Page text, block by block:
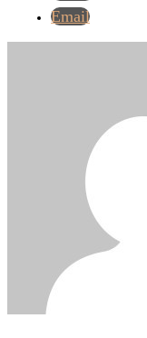
Email